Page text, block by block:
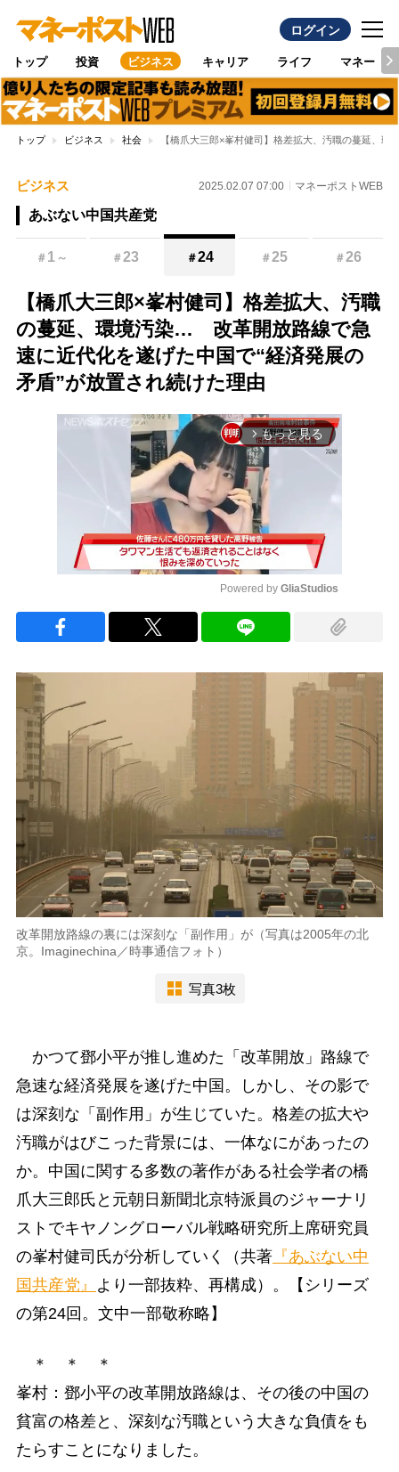
ログイン
トップ 投資 ビジネス キャリア ライフ マネー
トップ ビジネス 社会 【橋爪大三郎×峯村健司】格差拡大、汚職の蔓延、
ビジネス 2025.02.07 07:00 マネーポストWEB
あぶない中国共産党
＃ 1 ～ ＃23 ＃24 ＃25 ＃26
【橋爪大三郎×峯村健司】格差拡大、汚職
の蔓延、環境汚染… 改革開放路線で急
速に近代化を遂げた中国で“経済発展の
矛盾”が放置され続けた理由
arrow_forward_ios もっと見る
Powered by GliaStudios
改革開放路線の裏には深刻な「副作用」が（写真は2005年の北
京。Imaginechina／時事通信フォト）
写真3枚
かつて鄧小平が推し進めた「改革開放」路線で
急速な経済発展を遂げた中国。しかし、その影で
は深刻な「副作用」が生じていた。格差の拡大や
汚職がはびこった背景には、一体なにがあったの
か。中国に関する多数の著作がある社会学者の橋
爪大三郎氏と元朝日新聞北京特派員のジャーナリ
ストでキヤノングローバル戦略研究所上席研究員
の峯村健司氏が分析していく（共著『あぶない中
国共産党』
より一部抜粋、再構成）。【シリーズ
の第24回。文中一部敬称略】
＊ ＊ ＊
峯村：鄧小平の改革開放路線は、その後の中国の
貧富の格差と、深刻な汚職という大きな負債をも
たらすことになりました。